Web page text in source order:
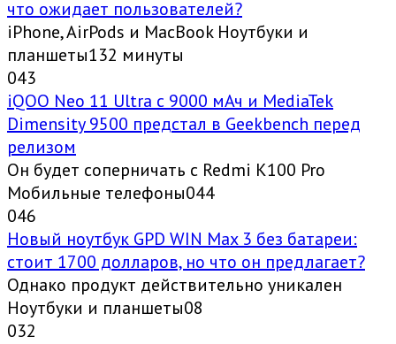
что ожидает пользователей?
iPhone, AirPods и MacBook Ноутбуки и
планшеты132 минуты
043
iQOO Neo 11 Ultra с 9000 мАч и MediaTek
Dimensity 9500 предстал в Geekbench перед
релизом
Он будет соперничать с Redmi K100 Pro
Мобильные телефоны044
046
Новый ноутбук GPD WIN Max 3 без батареи:
стоит 1700 долларов, но что он предлагает?
Однако продукт действительно уникален
Ноутбуки и планшеты08
032